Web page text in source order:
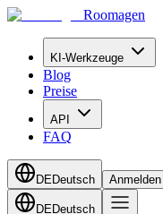
Roomagen
KI-Werkzeuge
Blog
Preise
API
FAQ
DEDeutsch Anmelden
DEDeutsch